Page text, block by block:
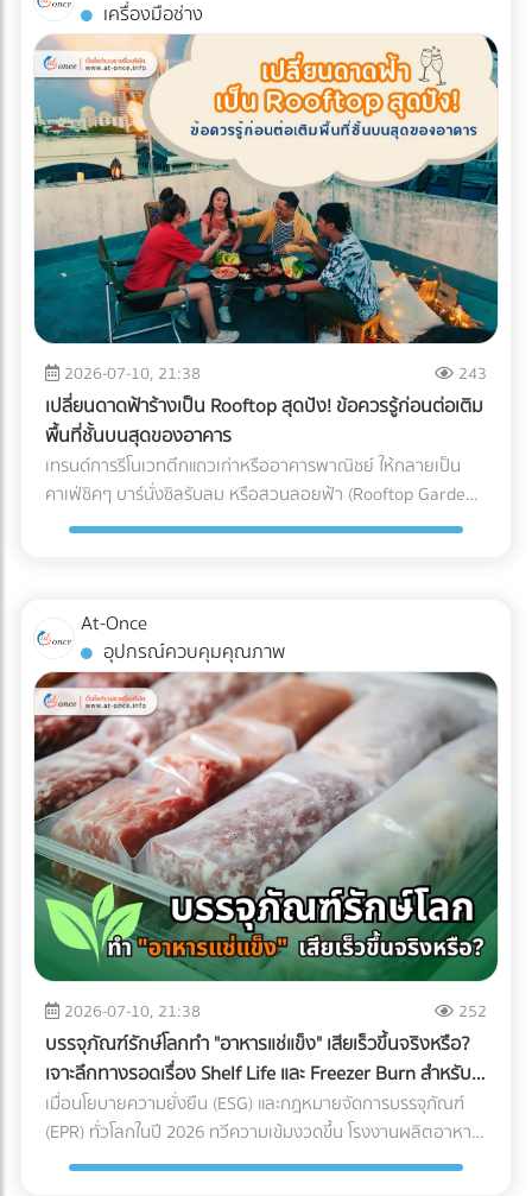
ซี่ระดับมืออาชีพได้ฟรีทันทีที่ At-once ให้เราเป็นสะพานเชื่อมธุรกิจ
คุณสู่ความสำเร็จ!
บัญชี การรับชำระค่าสินค้าจากคู่ค้าต่างประเทศด้วย
Cryptocurrency แล้วไม่แปลงค่าเงินมาบันทึกเป็นรายได้ หรือโอน
เข้ากระเป๋าส่วนตัว ถือเป็นการหลบเลี่ยงภาษีที่ปัจจุบันสรรพากร
ร่วมมือกับกระดานเทรด (Exchange) เพื่อตรวจสอบร่องรอย
(Blockchain Tracing) ได้อย่างแม่นยำ อย่ารอให้จดหมาย
ประเมินภาษีย้อนหลังส่งมาถึงบริษัท! การป้องกันที่ดีที่สุดคือการ
วางโครงสร้างระบบบัญชีที่โปร่งใสและถูกต้องตามกฎหมาย หาก
คุณต้องการเปลี่ยนผู้ทำบัญชี หรือกำลังมองหาสำนักงานบัญชีที่
เชี่ยวชาญ โดยเฉพาะการวางแผนภาษีองค์กรยุคใหม่... เข้ามา
เลือกเปรียบเทียบผู้เชี่ยวชาญตัวจริงได้ที่ At-once เพื่อหมดห่วง
เรื่องภาษี แล้วโฟกัสกับการเติบโตของธุรกิจได้อย่างเต็มที่!
ลูกค้ารายใหญ่ระดับโลกจะตัดคุณออกจาก Supply Chain ทันที
นี่คือเหตุผลว่าทำไมการเปลี่ยนมาใช้วัสดุรักษ์โลกจึงเป็นทางรอด
เดียว ทำไมต้องเป็นกระดาษ FSC และ หมึกถั่วเหลือง (Soy Ink)?
เมื่อพูดถึงการพิมพ์บรรจุภัณฑ์ องค์ประกอบหลักที่ถูกเพ่งเล็งคือ
"กระดาษ" และ "หมึกพิมพ์" กระดาษ FSC (Forest Stewardship
Council): คือกระดาษที่ได้รับการรับรองว่ามาจากป่าปลูกเชิง
พาณิชย์ที่มีการจัดการอย่างยั่งยืน ไม่ตัดไม้ทำลายป่า การใช้
สัญลักษณ์ FSC บนบรรจุภัณฑ์คือใบผ่านทางชั้นดีที่ช่วยให้สินค้า
ของคุณส่งออกไปยังยุโรปและอเมริกาได้โดยไม่ถูกตั้งคำถาม หมึก
ถั่วเหลือง (Soy Ink): หมึกพิมพ์แบบดั้งเดิม (Petroleum-based)
มีสาร VOCs (Volatile Organic Compounds) สูง ซึ่งเป็นก๊าซ
เรือนกระจกและเป็นอุปสรรคต่อกระบวนการรีไซเคิลกระดาษ ใน
ขณะที่ Soy Ink ทำจากน้ำมันพืช ย่อยสลายได้ทางชีวภาพ และ
ทำให้กระดาษถูกนำไปรีไซเคิลใหม่ได้ง่ายขึ้นมาก Key Insight: การ
เปลี่ยนมาใช้ Soy Ink ไม่ได้ทำให้สีสันของบรรจุภัณฑ์ดรอปลง ใน
ทางกลับกัน เม็ดสีในน้ำมันถั่วเหลืองยังช่วยให้งานพิมพ์มีความ
สดใสและคมชัดมากกว่าหมึกปิโตรเลียมในบางเฉดสีอีกด้วย ข้อ
แตกต่างระหว่าง หมึกดั้งเดิม Vs. Soy Ink ยกระดับบรรจุภัณฑ์
ของคุณ เพื่อพิชิตใจลูกค้ารายใหญ่ อย่าปล่อยให้บรรจุภัณฑ์แบบ
Ink ระดับอุตสาหกรรม เข้ามาค้นหาและเปรียบเทียบพาร์ทเนอร์โรง
พิมพ์คุณภาพได้ฟรีที่ At-once แพลตฟอร์มรวมบริษัท B2B ชั้น
นำของไทย!
เครื่องมือช่าง
2026-07-10, 21:38 243
เปลี่ยนดาดฟ้าร้างเป็น Rooftop สุดปัง! ข้อควรรู้ก่อนต่อเติม
พื้นที่ชั้นบนสุดของอาคาร
เทรนด์การรีโนเวทตึกแถวเก่าหรืออาคารพาณิชย์ ให้กลายเป็น
คาเฟ่ชิคๆ บาร์นั่งชิลรับลม หรือสวนลอยฟ้า (Rooftop Garden)
กำลังได้รับความนิยมอย่างมากในยุคปัจจุบัน พื้นที่ดาดฟ้าที่เคย
ไม่ได้มีแค่เรื่องของการเลือกเฟอร์นิเจอร์สวยๆ หรือจัดแสงไฟให้
ถ่ายรูปออกมาดูดีเท่านั้น หากคุณกำลังวางแผนจะต่อเติมพื้นที่
ชั้นบนสุด นี่คือข้อควรรู้สำคัญที่คุณต้องเช็กให้ชัวร์ก่อนที่งบ
ประมาณจะบานปลาย 1. โครงสร้างอาคารเดิมรับน้ำหนักไหวหรือ
ไม่? (Structural Load) สิ่งแรกที่ต้องคำนึงถึงคือ "ความแข็งแรง
ของโครงสร้าง" ดาดฟ้าตึกแถวเก่าส่วนใหญ่ถูกออกแบบมาเพื่อ
รับน้ำหนักของตัวโครงสร้างเองและแท็งก์น้ำเท่านั้น ไม่ได้เผื่อ
สำหรับการรับน้ำหนักของกระถางต้นไม้ขนาดใหญ่ ดินอุ้มน้ำ พื้น
ไม้เทียม หรือจำนวนคนที่ขึ้นไปรวมตัวกันหนาแน่น สิ่งที่ต้องทำ:
ควรปรึกษาวิศวกรโครงสร้างเพื่อประเมินความสามารถในการรับ
น้ำหนัก (Live Load และ Dead Load) ก่อนตัดสินใจเทปูนเพิ่ม
หรือนำของหนักขึ้นไปติดตั้ง เพื่อป้องกันอันตรายจากโครงสร้าง
ทรุดตัว 2. กฎหมายอาคารและทางหนีไฟ (Safety Regulations)
การเปลี่ยนพื้นที่ดาดฟ้าให้เป็นพื้นที่สาธารณะที่มีคนใช้งานจำนวน
มาก ต้องคำนึงถึงกฎหมายควบคุมอาคารอย่างเคร่งครัด สิ่งที่
ต้องทำ: ตรวจสอบความสูงของราวกันตก (Parapet) ว่ามีความ
สูงเพียงพอและแข็งแรงหรือไม่ นอกจากนี้ต้องมีป้ายบอกทางหนี
ไฟที่ชัดเจน ระบบแสงสว่างฉุกเฉิน และบันไดที่กว้างพอสำหรับการ
อพยพผู้คนหากเกิดเหตุฉุกเฉิน 3. สภาพการระบายน้ำ
(Drainage System) ดาดฟ้าคือด่านแรกที่ต้องปะทะกับพายุฝน
At-Once
อุปกรณ์ควบคุมคุณภาพ
2026-07-10, 21:38 252
บรรจุภัณฑ์รักษ์โลกทำ "อาหารแช่แข็ง" เสียเร็วขึ้นจริงหรือ?
เจาะลึกทางรอดเรื่อง Shelf Life และ Freezer Burn สำหรับ
โรงงานอุตสาหกรรม
เมื่อนโยบายความยั่งยืน (ESG) และกฎหมายจัดการบรรจุภัณฑ์
(EPR) ทั่วโลกในปี 2026 ทวีความเข้มงวดขึ้น โรงงานผลิตอาหาร
หลายแห่งต่างถูกกดดันให้เปลี่ยนมาใช้ "บรรจุภัณฑ์รักษ์โลก" แต่